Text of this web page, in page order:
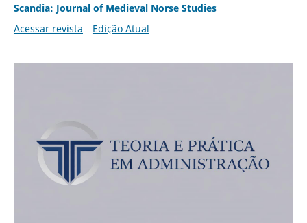
Scandia: Journal of Medieval Norse Studies
Acessar revista
Edição Atual